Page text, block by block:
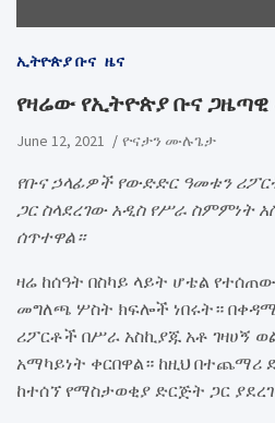
ኢትዮጵያ ቡና ዜና
የዛሬው የኢትዮጵያ ቡና
June 12, 2021 ዮናታን ሙሉጌታ
የቡና ኃላፊዎች የውድድር ዓመቱን ሪፖርት
ጋር ስላደረገው አዲስ የሥራ ስምምነት
ሰጥተዋል።
ዛሬ ከሰዓት በስካይ ላይት ሆቴል
መግለጫ ሦስት ክፍሎች ነበሩት።
ሪፖርቶች በሥራ አስኪያጁ አቶ ገዛሀኝ
አማካይነት ቀርበዋል። ከዚህ በተጨማሪ
ከተሰኘ የማስታወቂያ ድርጅት ጋር